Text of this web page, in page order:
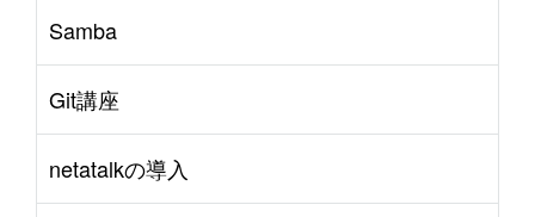
Samba
Git講座
netatalkの導入